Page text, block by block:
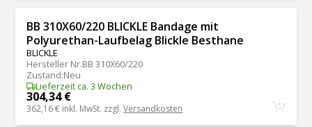
BB 310X60/220 BLICKLE Bandage mit
Polyurethan-Laufbelag Blickle Besthane
BLICKLE
Hersteller Nr.BB 310X60/220
Zustand:Neu
Lieferzeit ca. 3 Wochen
304,34 €
362,16 € inkl. MwSt. zzgl.Versandkosten